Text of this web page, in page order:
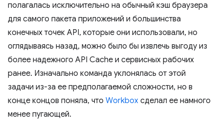
полагалась исключительно на обычный кэш браузера
для самого пакета приложений и большинства
конечных точек API, которые они использовали, но
оглядываясь назад, можно было бы извлечь выгоду из
более надежного API Cache и сервисных рабочих
ранее. Изначально команда уклонялась от этой
задачи из-за ее предполагаемой сложности, но в
конце концов поняла, что Workbox сделал ее намного
менее пугающей.